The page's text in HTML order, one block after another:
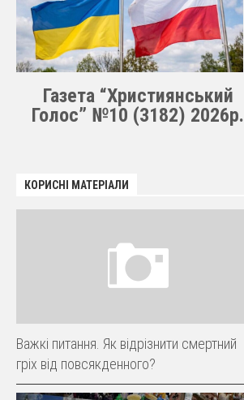
Газета “Християнський
Голос” №10 (3182) 2026р.
КОРИСНІ МАТЕРІАЛИ
Важкі питання. Як відрізнити смертний
гріх від повсякденного?